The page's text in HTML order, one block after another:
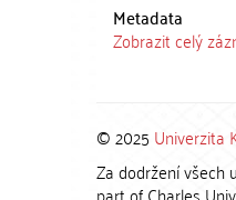
Metadata
Zobrazit celý
© 2025 Univerzita
Za dodržení všech